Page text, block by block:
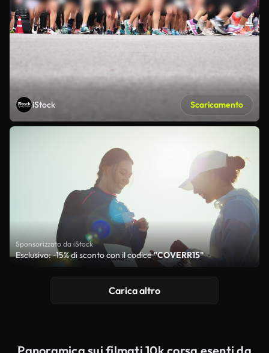
iStock Scaricamento
Sponsorizzato da iStock
Esclusivo: -15% di sconto con il codice"COVERR15"
Carica altro